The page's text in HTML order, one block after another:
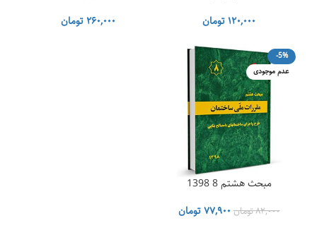
۱۲۰,۰۰۰تومان
۲۶۰,۰۰۰تومان
-5%
عدم موجودی
مبحث هشتم 8 1398
۸۲,۰۰۰تومانقیمت
۷۷,۹۰۰تومانقیمت